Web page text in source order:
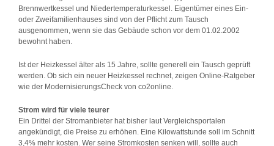
Brennwertkessel und Niedertemperaturkessel. Eigentümer eines Ein-
oder Zweifamilienhauses sind von der Pflicht zum Tausch
ausgenommen, wenn sie das Gebäude schon vor dem 01.02.2002
bewohnt haben.
Ist der Heizkessel älter als 15 Jahre, sollte generell ein Tausch geprüft
werden. Ob sich ein neuer Heizkessel rechnet, zeigen Online-Ratgeber
wie der ModernisierungsCheck von co2online.
Strom wird für viele teurer
Ein Drittel der Stromanbieter hat bisher laut Vergleichsportalen
angekündigt, die Preise zu erhöhen. Eine Kilowattstunde soll im Schnitt
3,4% mehr kosten. Wer seine Stromkosten senken will, sollte auch